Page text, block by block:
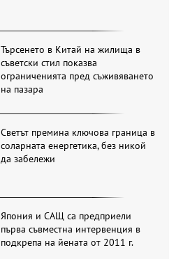
Търсенето в Китай на жилища в
съветски стил показва
ограниченията пред съживяването
на пазара
Светът премина ключова граница в
соларната енергетика, без никой
да забележи
Япония и САЩ са предприели
първа съвместна интервенция в
подкрепа на йената от 2011 г.